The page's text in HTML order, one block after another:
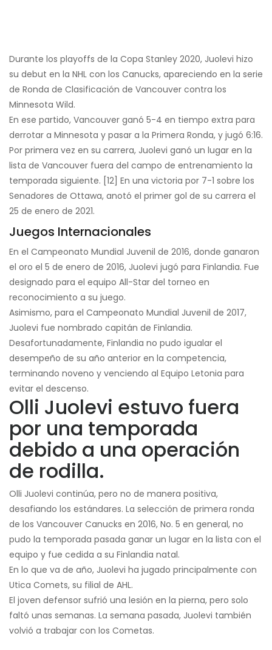
Durante los playoffs de la Copa Stanley 2020, Juolevi hizo
su debut en la NHL con los Canucks, apareciendo en la serie
de Ronda de Clasificación de Vancouver contra los
Minnesota Wild.
En ese partido, Vancouver ganó 5-4 en tiempo extra para
derrotar a Minnesota y pasar a la Primera Ronda, y jugó 6:16.
Por primera vez en su carrera, Juolevi ganó un lugar en la
lista de Vancouver fuera del campo de entrenamiento la
temporada siguiente. [12] En una victoria por 7-1 sobre los
Senadores de Ottawa, anotó el primer gol de su carrera el
25 de enero de 2021.
Juegos Internacionales
En el Campeonato Mundial Juvenil de 2016, donde ganaron
el oro el 5 de enero de 2016, Juolevi jugó para Finlandia. Fue
designado para el equipo All-Star del torneo en
reconocimiento a su juego.
Asimismo, para el Campeonato Mundial Juvenil de 2017,
Juolevi fue nombrado capitán de Finlandia.
Desafortunadamente, Finlandia no pudo igualar el
desempeño de su año anterior en la competencia,
terminando noveno y venciendo al Equipo Letonia para
evitar el descenso.
Olli Juolevi estuvo fuera
por una temporada
debido a una operación
de rodilla.
Olli Juolevi continúa, pero no de manera positiva,
desafiando los estándares. La selección de primera ronda
de los Vancouver Canucks en 2016, No. 5 en general, no
pudo la temporada pasada ganar un lugar en la lista con el
equipo y fue cedida a su Finlandia natal.
En lo que va de año, Juolevi ha jugado principalmente con
Utica Comets, su filial de AHL.
El joven defensor sufrió una lesión en la pierna, pero solo
faltó unas semanas. La semana pasada, Juolevi también
volvió a trabajar con los Cometas.